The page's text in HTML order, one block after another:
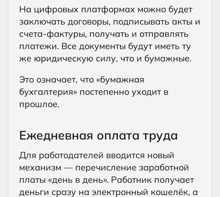
На цифровых платформах можно будет
заключать договоры, подписывать акты и
счета-фактуры, получать и отправлять
платежи. Все документы будут иметь ту
же юридическую силу, что и бумажные.
Это означает, что «бумажная
бухгалтерия» постепенно уходит в
прошлое.
Ежедневная оплата труда
Для работодателей вводится новый
механизм — перечисление заработной
платы «день в день». Работник получает
деньги сразу на электронный кошелёк, а